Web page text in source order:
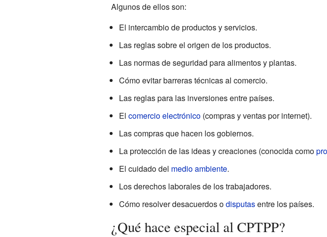
Algunos de ellos son:
El intercambio de productos y servicios.
Las reglas sobre el origen de los productos.
Las normas de seguridad para alimentos y plantas.
Cómo evitar barreras técnicas al comercio.
Las reglas para las inversiones entre países.
El comercio electrónico(compras y ventas por internet).
Las compras que hacen los gobiernos.
La protección de las ideas y creaciones (conocida como
El cuidado del medio ambiente.
Los derechos laborales de los trabajadores.
Cómo resolver desacuerdos odisputasentre los países.
¿Qué hace especial al CPTPP?